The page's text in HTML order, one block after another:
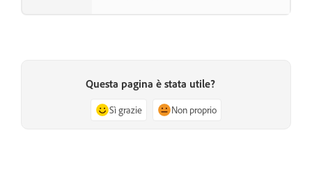
Questa pagina è stata utile?
Sì grazie Non proprio